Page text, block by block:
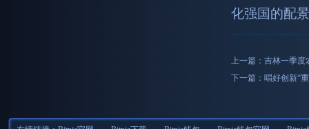
化强国的配
上一篇： 吉林一季度
下一篇： 唱好创新“